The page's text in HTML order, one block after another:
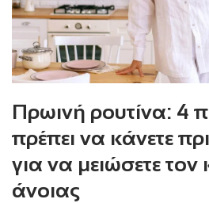
Πρωινή ρουτίνα: 4
πρέπει να κάνετε
για να μειώσετε τον
άνοιας